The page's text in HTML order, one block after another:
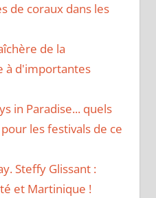
de coraux dans les
de la
à d'importantes
in Paradise... quels
les festivals de ce
Steffy Glissant :
et Martinique !